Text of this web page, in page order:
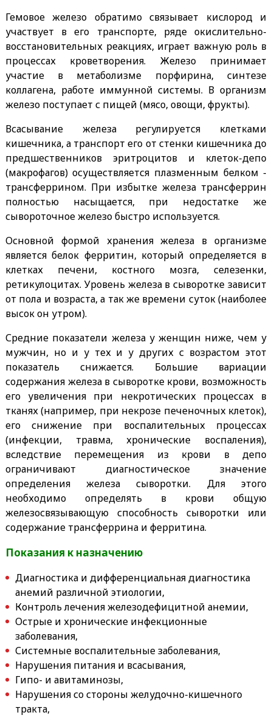
Гемовое железо обратимо связывает кислород и
участвует в его транспорте, ряде окислительно-
восстановительных реакциях, играет важную роль в
процессах кроветворения. Железо принимает
участие в метаболизме порфирина, синтезе
коллагена, работе иммунной системы. В организм
железо поступает с пищей (мясо, овощи, фрукты).
Всасывание железа регулируется клетками
кишечника, а транспорт его от стенки кишечника до
предшественников эритроцитов и клеток-депо
(макрофагов) осуществляется плазменным белком -
трансферрином. При избытке железа трансферрин
полностью насыщается, при недостатке же
сывороточное железо быстро используется.
Основной формой хранения железа в организме
является белок ферритин, который определяется в
клетках печени, костного мозга, селезенки,
ретикулоцитах. Уровень железа в сыворотке зависит
от пола и возраста, а так же времени суток (наиболее
высок он утром).
Средние показатели железа у женщин ниже, чем у
мужчин, но и у тех и у других с возрастом этот
показатель снижается. Большие вариации
содержания железа в сыворотке крови, возможность
его увеличения при некротических процессах в
тканях (например, при некрозе печеночных клеток),
его снижение при воспалительных процессах
(инфекции, травма, хронические воспаления),
вследствие перемещения из крови в депо
ограничивают диагностическое значение
определения железа сыворотки. Для этого
необходимо определять в крови общую
железосвязывающую способность сыворотки или
содержание трансферрина и ферритина.
Показания к назначению
Диагностика и дифференциальная диагностика
анемий различной этиологии,
Контроль лечения железодефицитной анемии,
Острые и хронические инфекционные
заболевания,
Системные воспалительные заболевания,
Нарушения питания и всасывания,
Гипо- и авитаминозы,
Нарушения со стороны желудочно-кишечного
тракта,